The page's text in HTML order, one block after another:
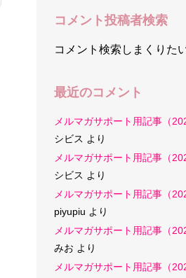
コメント投稿者検索
コメント検索しまくりた
最近のコメント
メルマガサポート用記事（
シビス より
メルマガサポート用記事（
シビス より
メルマガサポート用記事（
piyupiu より
メルマガサポート用記事（
みお より
メルマガサポート用記事（